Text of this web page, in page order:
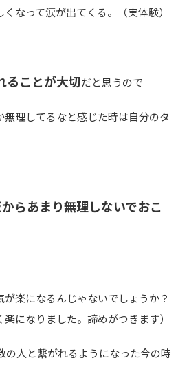
なって涙が出てくる。（実体験）
ることが大切だと思うので
無理してるなと感じた時は自分のタ
からあまり無理しないでおこ
楽になるんじゃないでしょうか？
楽になりました。諦めがつきます）
の人と繋がれるようになった今の時